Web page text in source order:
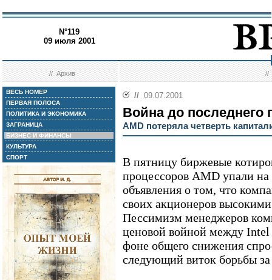
N°119
09 июля 2001
//Архив //
ВЕСЬ НОМЕР
ПЕРВАЯ ПОЛОСА
ПОЛИТИКА И ЭКОНОМИКА
ЗАГРАНИЦА
БИЗНЕС И ФИНАНСЫ
КУЛЬТУРА
СПОРТ
// 09.07.2001
Война до последнего
AMD потеряла четверть
В пятницу биржевые
процессоров AMD упали
объявления о том, что
своих акционеров
Пессимизм менеджеров
ценовой войной между
фоне общего снижения
следующий виток борьбы